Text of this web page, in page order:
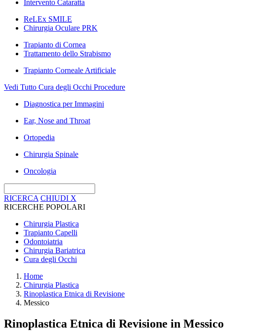
Intervento Cataratta
ReLEx SMILE
Chirurgia Oculare PRK
Trapianto di Cornea
Trattamento dello Strabismo
Trapianto Corneale Artificiale
Vedi Tutto Cura degli Occhi Procedure
Diagnostica per Immagini
Ear, Nose and Throat
Ortopedia
Chirurgia Spinale
Oncologia
RICERCA CHIUDI X
RICERCHE POPOLARI
Chirurgia Plastica
Trapianto Capelli
Odontoiatria
Chirurgia Bariatrica
Cura degli Occhi
Home
Chirurgia Plastica
Rinoplastica Etnica di Revisione
Messico
Rinoplastica Etnica di Revisione in Messico